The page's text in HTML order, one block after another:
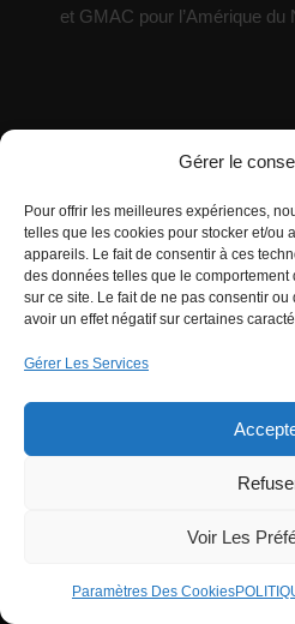
Gérer le
Pour offrir les meilleures expériences,
telles que les cookies pour stocker et/ou
appareils. Le fait de consentir à ces
des données telles que le
sur ce site. Le fait de ne pas consentir
avoir un effet négatif sur certaines
Gérer Les Services
Voir Les
Paramètres Des Cookies
et GMAC pour l’Amérique du